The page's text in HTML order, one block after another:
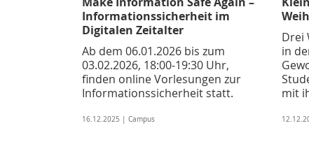
Informationssicherheit im
Digitalen Zeitalter
Ab dem 06.01.2026 bis zum
03.02.2026, 18:00-19:30 Uhr,
finden online Vorlesungen zur
Informationssicherheit statt.
16.12.2025 | Campus
Drei
in
mit